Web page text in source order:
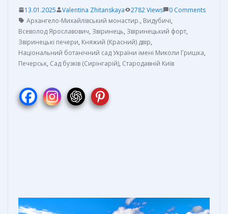
13.01.2025 Valentina Zhitanskaya 2782 Views
0 Comments
Архангело-Михайлівський монастир., Видубичі,
Всеволод Ярославович, Звіринець, Звіринецький форт,
Звіринецькі печери, Княжий (Красний) двір,
Національний ботанічний сад України імені Миколи Гришка,
Печерськ, Сад бузків (Сирінгарій), Стародавній Київ